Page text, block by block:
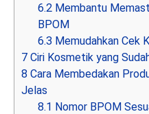
6.2 Membantu
BPOM
6.3 Memudahkan Cek
7 Ciri Kosmetik yang
8 Cara Membedakan
Jelas
8.1 Nomor BPOM